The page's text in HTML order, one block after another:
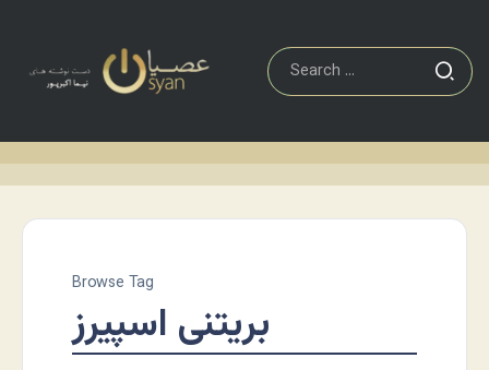
Browse Tag
بریتنی اسپیرز